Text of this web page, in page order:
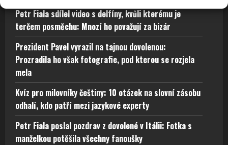
Petr Fiala sdílel video s delfíny, kvůli kterému je
terčem posměchu: Mnozí ho považují za bizár
Prezident Pavel vyrazil na tajnou dovolenou:
Prozradila ho však fotografie, pod kterou se rozjela
mela
Kvíz pro milovníky češtiny: 10 otázek na slovní zásobu
odhalí, kdo patří mezi jazykové experty
Petr Fiala poslal pozdrav z dovolené v Itálii: Fotka s
manželkou potěšila všechny fanoušky